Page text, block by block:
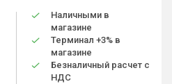
Наличными в
магазине
Терминал +3% в
магазине
Безналичный расчет с
НДС